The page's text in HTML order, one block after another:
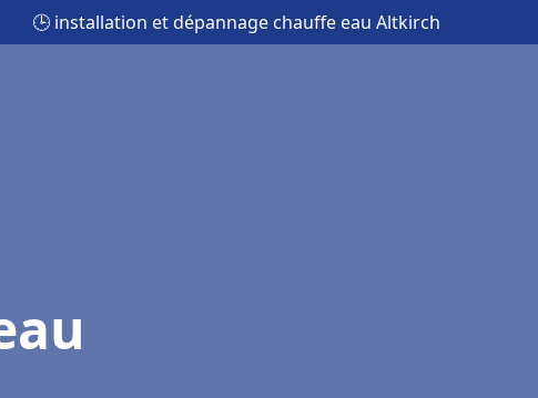
🕒 installation et dépannage chauffe eau Altkirch